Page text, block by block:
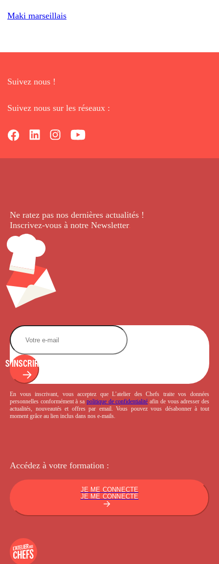
Maki marseillais
Suivez nous !
Suivez nous sur les réseaux :
Ne ratez pas nos dernières actualités !
Inscrivez-vous à notre Newsletter.
S'INSCRIRE
En vous inscrivant, vous acceptez que L’atelier des Chefs traite vos données
personnelles conformément à sa politique de confidentialité afin de vous adresser des
actualités, nouveautés et offres par email. Vous pouvez vous désabonner à tout
moment grâce au lien inclus dans nos e-mails.
Accédez à votre formation :
JE ME CONNECTE
JE ME CONNECTE